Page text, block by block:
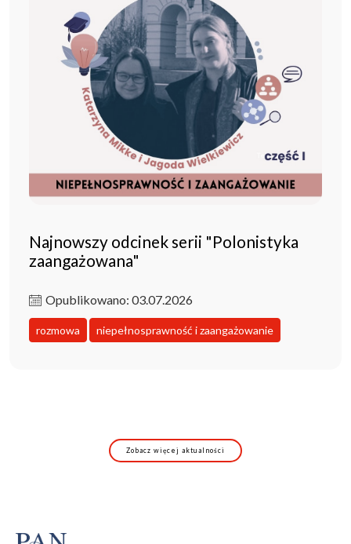
Najnowszy odcinek serii "Polonistyka
zaangażowana"
Opublikowano: 03.07.2026
rozmowa niepełnosprawność i zaangażowanie
Zobacz więcej aktualności